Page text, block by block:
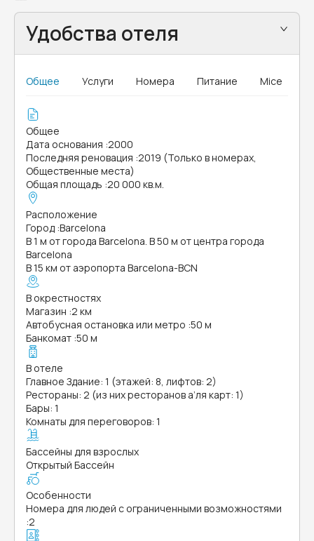
Удобства отеля
Общее Услуги Номера Питание Mice
Общее
Дата основания :2000
Последняя реновация :2019 (Только в номерах,
Общественные места)
Общая площадь :20 000 кв.м.
Расположение
Город :Barcelona
В 1 м от города Barcelona. В 50 м от центра города
Barcelona
В 15 км от аэропорта Barcelona-BCN
В окрестностях
Магазин :2 км
Автобусная остановка или метро :50 м
Банкомат :50 м
В отеле
Главное Здание: 1 (этажей: 8, лифтов: 2)
Рестораны: 2 (из них ресторанов а’ля карт: 1)
Бары: 1
Комнаты для переговоров: 1
Бассейны для взрослых
Открытый Бассейн
Особенности
Номера для людей с ограниченными возможностями
:2